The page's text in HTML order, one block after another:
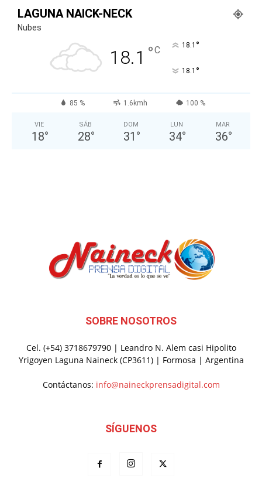
LAGUNA NAICK-NECK
Nubes
18.1 °C 18.1 °
18.1 °
85 % 1.6kmh 100 %
VIE
18°
SÁB
28°
DOM
31 °
LUN
34°
MAR
36°
SOBRE NOSOTROS
Cel. (+54) 3718679790 | Leandro N. Alem casi Hipolito
Yrigoyen Laguna Naineck (CP3611) | Formosa | Argentina
Contáctanos: info@naineckprensadigital.com
SÍGUENOS